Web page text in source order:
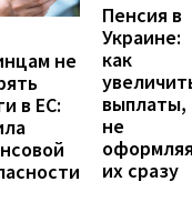
не
в ЕС:
Пенсия в
Украине:
как
выплаты,
не
их сразу